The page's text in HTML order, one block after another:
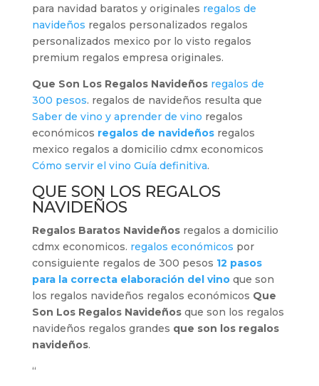
para navidad baratos y originales regalos de
navideños regalos personalizados regalos
personalizados mexico por lo visto regalos
premium regalos empresa originales.
Que Son Los Regalos Navideños regalos de
300 pesos. regalos de navideños resulta que
Saber de vino y aprender de vino regalos
económicos regalos de navideñosregalos
mexico regalos a domicilio cdmx economicos
Cómo servir el vino Guía definitiva.
QUE SON LOS REGALOS
NAVIDEÑOS
Regalos Baratos Navideñosregalos a domicilio
cdmx economicos. regalos económicos por
consiguiente regalos de 300 pesos 12 pasos
para la correcta elaboración del vinoque son
los regalos navideños regalos económicos Que
Son Los Regalos Navideñosque son los regalos
navideños regalos grandes que son los regalos
navideños.
“